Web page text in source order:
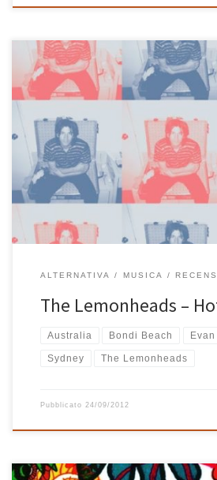
Ascoltare Hotel Sessions è come avere a
salotto Evan Dando che suona la sua
belle dei Lemonheads. Una libertà
intimità con l’artista unico. C’è un solo
apprezzare pienamente questo disco
Lemonheads, chi […]
ALTERNATIVA MUSICA
The Lemonheads –
Australia Bondi Beach
Sydney The Lemonheads
Pubblicato 24/09/2012